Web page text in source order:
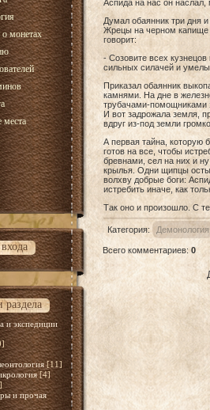
монетах
места
раздела
и экспедиции
[11]
[4]
и прочая
Аспида на нас он наслал,
Думал обаянник три дня
Жрецы на черном капище
говорит:
- Созовите всех
сильных силачей и
Приказал обаянник
камнями. На дне в
трубачами-помощниками
И вот задрожала земля,
вдруг из-под земли
А первая тайна, которую
готов на все, чтобы
бревнами, сел на них и
крылья. Одни щипцы
волхву добрые боги:
истребить иначе, как
Так оно и произошло. С
Категория: Демонология
Всего комментариев:0